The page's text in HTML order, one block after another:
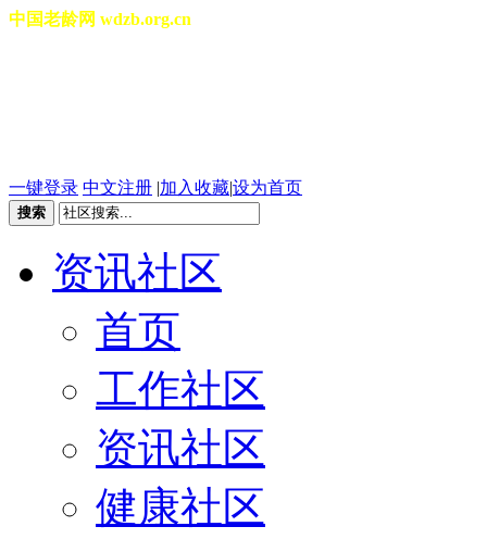
中国老龄网 wdzb.org.cn
一键登录 中文注册 |加入收藏|设为首页
搜索
资讯社区
首页
工作社区
资讯社区
健康社区